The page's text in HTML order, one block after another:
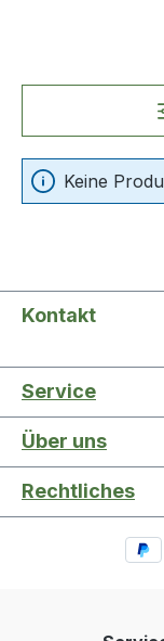
Keine
Kontakt
Service
Über uns
Rechtliches